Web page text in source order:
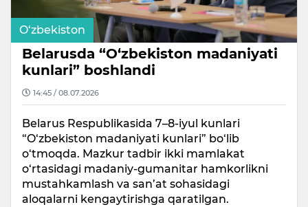
O‘zbekiston
Belarusda “O‘zbekiston madaniyati
kunlari” boshlandi
14:45 / 08.07.2026
Belarus Respublikasida 7–8-iyul kunlari
“O‘zbekiston madaniyati kunlari” bo‘lib
o‘tmoqda. Mazkur tadbir ikki mamlakat
o‘rtasidagi madaniy-gumanitar hamkorlikni
mustahkamlash va san’at sohasidagi
aloqalarni kengaytirishga qaratilgan.